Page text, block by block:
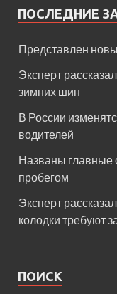
ПОСЛЕДНИЕ
Представлен
Эксперт
зимних шин
В России
водителей
Названы главные
пробегом
Эксперт
колодки требуют
ПОИСК